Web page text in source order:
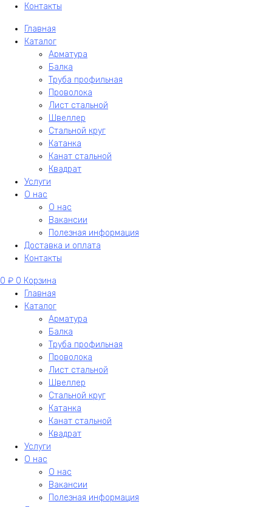
Контакты
Главная
Каталог
Арматура
Балка
Труба профильная
Проволока
Лист стальной
Швеллер
Стальной круг
Катанка
Канат стальной
Квадрат
Услуги
О нас
О нас
Вакансии
Полезная информация
Доставка и оплата
Контакты
0 ₽ 0 Корзина
Главная
Каталог
Арматура
Балка
Труба профильная
Проволока
Лист стальной
Швеллер
Стальной круг
Катанка
Канат стальной
Квадрат
Услуги
О нас
О нас
Вакансии
Полезная информация